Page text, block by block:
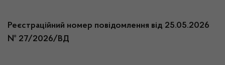
Реєстраційний номер повідомлення від 25.05.2026
№ 27/2026/ВД